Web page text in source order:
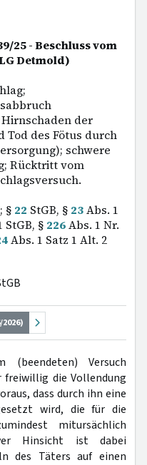
25 - Beschluss vom
Detmold)
der
Tod des Fötus durch
schwere
Rücktritt vom
§ 22 StGB, § 23Abs. 1
StGB, § 226Abs. 1 Nr.
Abs. 1 Satz 1 Alt. 2
2026)
Versuch
freiwillig die Vollendung
dass durch ihn eine
wird, die für die
mitursächlich
Hinsicht ist dabei
des Täters auf einen